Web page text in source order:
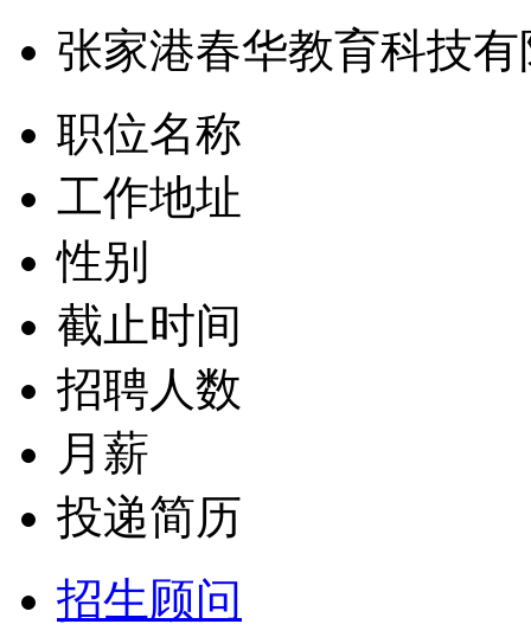
张家港春华教育科技
职位名称
工作地址
性别
截止时间
招聘人数
月薪
投递简历
招生顾问